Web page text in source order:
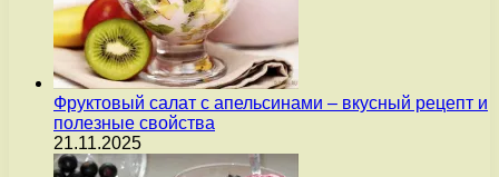
Фруктовый салат с апельсинами – вкусный рецепт и
полезные свойства
21.11.2025